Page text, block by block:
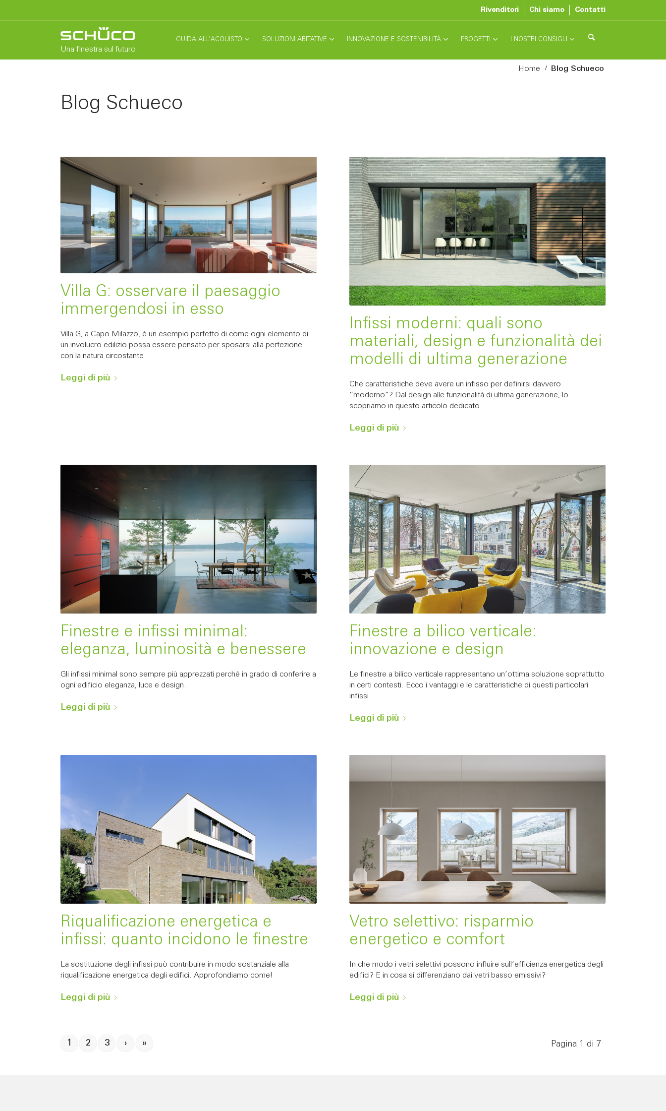
Rivenditori Chi siamo Contatti
GUIDA ALL’ACQUISTO SOLUZIONI ABITATIVE INNOVAZIONE E SOSTENIBILITÀ PROGETTI I NOSTRI CONSIGLI
Una finestra sul futuro
Home / Blog Schueco
Blog Schueco
Villa G: osservare il paesaggio
immergendosi in esso
Villa G, a Capo Milazzo, è un esempio perfetto di come ogni elemento di
un involucro edilizio possa essere pensato per sposarsi alla perfezione
con la natura circostante.
Leggi di più
Infissi moderni: quali sono
materiali, design e funzionalità dei
modelli di ultima generazione
Che caratteristiche deve avere un infisso per definirsi davvero
“moderno”? Dal design alle funzionalità di ultima generazione, lo
scopriamo in questo articolo dedicato.
Leggi di più
Finestre e infissi minimal:
eleganza, luminosità e benessere
Gli infissi minimal sono sempre più apprezzati perché in grado di conferire a
ogni edificio eleganza, luce e design.
Leggi di più
Finestre a bilico verticale:
innovazione e design
Le finestre a bilico verticale rappresentano un’ottima soluzione soprattutto
in certi contesti. Ecco i vantaggi e le caratteristiche di questi particolari
infissi.
Leggi di più
Riqualificazione energetica e
infissi: quanto incidono le finestre
La sostituzione degli infissi può contribuire in modo sostanziale alla
riqualificazione energetica degli edifici. Approfondiamo come!
Leggi di più
Vetro selettivo: risparmio
energetico e comfort
In che modo i vetri selettivi possono influire sull’efficienza energetica degli
edifici? E in cosa si differenziano dai vetri basso emissivi?
Leggi di più
Pagina 1 di 7
1 2 3 › »